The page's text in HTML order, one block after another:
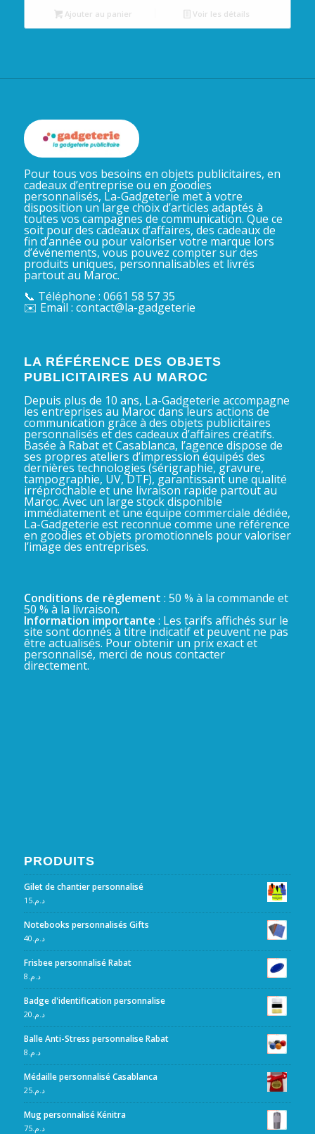
Ajouter au panier Voir les détails
Pour tous vos besoins en objets publicitaires, en
cadeaux d’entreprise ou en goodies
personnalisés, La-Gadgeterie met à votre
disposition un large choix d’articles adaptés à
toutes vos campagnes de communication. Que ce
soit pour des cadeaux d’affaires, des cadeaux de
fin d’année ou pour valoriser votre marque lors
d’événements, vous pouvez compter sur des
produits uniques, personnalisables et livrés
partout au Maroc.
📞 Téléphone : 0661 58 57 35
✉️ Email : contact@la-gadgeterie
LA RÉFÉRENCE DES OBJETS
PUBLICITAIRES AU MAROC
Depuis plus de 10 ans, La-Gadgeterie accompagne
les entreprises au Maroc dans leurs actions de
communication grâce à des objets publicitaires
personnalisés et des cadeaux d’affaires créatifs.
Basée à Rabat et Casablanca, l’agence dispose de
ses propres ateliers d’impression équipés des
dernières technologies (sérigraphie, gravure,
tampographie, UV, DTF), garantissant une qualité
irréprochable et une livraison rapide partout au
Maroc. Avec un large stock disponible
immédiatement et une équipe commerciale dédiée,
La-Gadgeterie est reconnue comme une référence
en goodies et objets promotionnels pour valoriser
l’image des entreprises.
Conditions de règlement : 50 % à la commande et
50 % à la livraison.
Information importante : Les tarifs affichés sur le
site sont donnés à titre indicatif et peuvent ne pas
être actualisés. Pour obtenir un prix exact et
personnalisé, merci de nous contacter
directement.
PRODUITS
Gilet de chantier personnalisé
د.م.15
Notebooks personnalisés Gifts
د.م. 40
Frisbee personnalisé Rabat
د.م. 8
Badge d'identification personnalise
د.م. 20
Balle Anti-Stress personnalise Rabat
د.م. 8
Médaille personnalisé Casablanca
د.م.25
Mug personnalisé Kénitra
د.م.75